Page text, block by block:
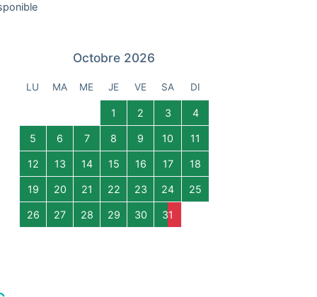
Octobre 2026
LU MA ME JE VE SA DI
1 2 3 4
5 6 7 8 9 10 11
12 13 14 15 16 17 18
19 20 21 22 23 24 25
26 27 28 29 30 31